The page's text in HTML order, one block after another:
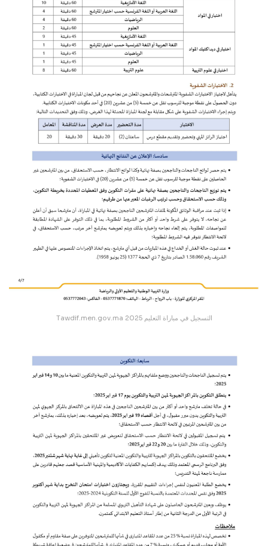
Tawdif.men.gov.ma التسجيل في مباراة التعليم 2025